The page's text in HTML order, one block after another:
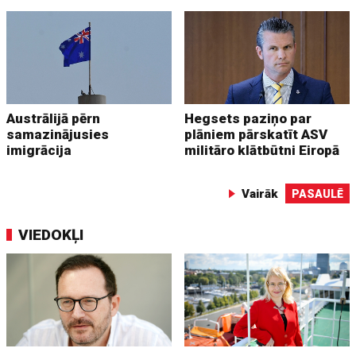
Austrālijā pērn
samazinājusies
imigrācija
Hegsets paziņo par
plāniem pārskatīt ASV
militāro klātbūtni Eiropā
Vairāk PASAULĒ
VIEDOKĻI